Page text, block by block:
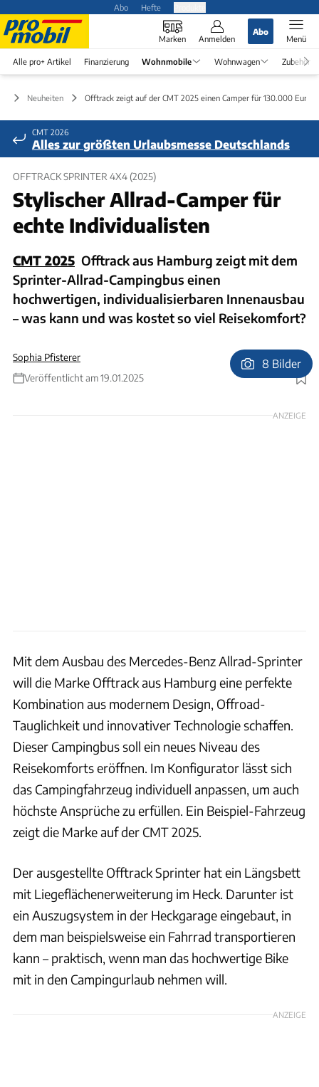
Abo Hefte
Marken Anmelden
Abo
Menü
Alle pro+ Artikel Finanzierung Wohnmobile Wohnwagen Zubehör
Neuheiten Offtrack zeigt auf der CMT 2025 einen Camper für 130.000 Euro
CMT 2026
Alles zur größten Urlaubsmesse Deutschlands
OFFTRACK SPRINTER 4X4 (2025)
Stylischer Allrad-Camper für
echte Individualisten
CMT 2025 Offtrack aus Hamburg zeigt mit dem
Sprinter-Allrad-Campingbus einen
hochwertigen, individualisierbaren Innenausbau
– was kann und was kostet so viel Reisekomfort?
Sophia Pfisterer
Veröffentlicht am 19.01.2025
Foto: Ingolf Pompe
8 Bilder
ANZEIGE
Mit dem Ausbau des Mercedes-Benz Allrad-Sprinter
will die Marke Offtrack aus Hamburg eine perfekte
Kombination aus modernem Design, Offroad-
Tauglichkeit und innovativer Technologie schaffen.
Dieser Campingbus soll ein neues Niveau des
Reisekomforts eröffnen. Im Konfigurator lässt sich
das Campingfahrzeug individuell anpassen, um auch
höchste Ansprüche zu erfüllen. Ein Beispiel-Fahrzeug
zeigt die Marke auf der CMT 2025.
Der ausgestellte Offtrack Sprinter hat ein Längsbett
mit Liegeflächenerweiterung im Heck. Darunter ist
ein Auszugsystem in der Heckgarage eingebaut, in
dem man beispielsweise ein Fahrrad transportieren
kann – praktisch, wenn man das hochwertige Bike
mit in den Campingurlaub nehmen will.
ANZEIGE